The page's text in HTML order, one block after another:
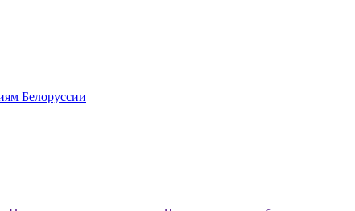
Белоруссии